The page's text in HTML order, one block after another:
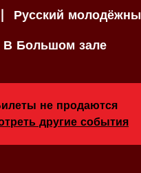
Русский
В Большом зале
не продаются
другие события